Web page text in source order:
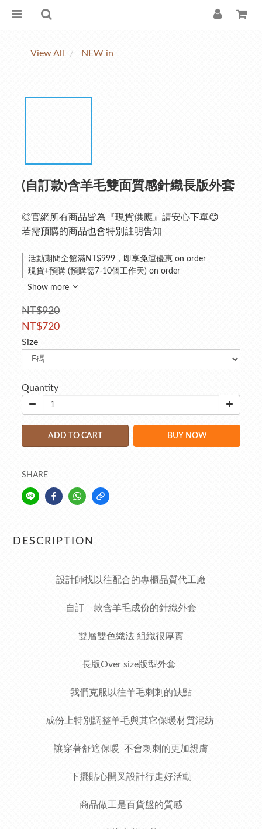
View All NEW in
(自訂款)含羊毛雙面質感針織長版外套
◎官網所有商品皆為『現貨供應』請安心下單😊
若需預購的商品也會特別註明告知
活動期間全館滿NT$999，即享免運優惠 on order
現貨+預購 (預購需7-10個工作天) on order
Show more
NT$920
NT$720
Size
Quantity
ADD TO CART BUY NOW
SHARE
DESCRIPTION
設計師找以往配合的專櫃品質代工廠
自訂ㄧ款含羊毛成份的針織外套
雙層雙色織法 組織很厚實
長版Over size版型外套
我們克服以往羊毛刺刺的缺點
成份上特別調整羊毛與其它保暖材質混紡
讓穿著舒適保暖 不會刺刺的更加親膚
下擺貼心開叉設計行走好活動
商品做工是百貨盤的質感